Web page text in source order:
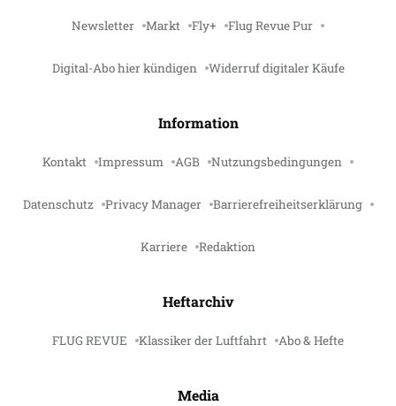
Newsletter Markt Fly+ Flug Revue Pur
Digital-Abo hier kündigen Widerruf digitaler Käufe
Information
Kontakt Impressum AGB Nutzungsbedingungen
Datenschutz Privacy Manager Barrierefreiheitserklärung
Karriere Redaktion
Heftarchiv
FLUG REVUE Klassiker der Luftfahrt Abo & Hefte
Media